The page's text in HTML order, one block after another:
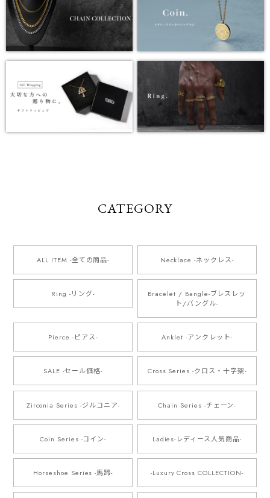
CATEGORY
ALL ITEM -全ての商品- Necklace -ネックレス-
Ring -リング-
Bracelet / Bangle-ブレスレッ
ト/バングル-
Pierce -ピアス- Anklet -アンクレット-
SALE -セール価格- Cross Series -クロス・十字架-
Zirconia Series -ジルコニア- Chain Series -チェーン-
Coin Series -コイン- Ladies-レディース人気商品-
Horseshoe Series -馬蹄- -Luxury Cross COLLECTION-